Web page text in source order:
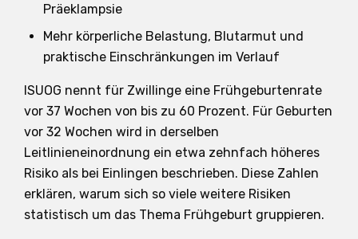
Präeklampsie
Mehr körperliche Belastung, Blutarmut und
praktische Einschränkungen im Verlauf
ISUOG nennt für Zwillinge eine Frühgeburtenrate
vor 37 Wochen von bis zu 60 Prozent. Für Geburten
vor 32 Wochen wird in derselben
Leitlinieneinordnung ein etwa zehnfach höheres
Risiko als bei Einlingen beschrieben. Diese Zahlen
erklären, warum sich so viele weitere Risiken
statistisch um das Thema Frühgeburt gruppieren.